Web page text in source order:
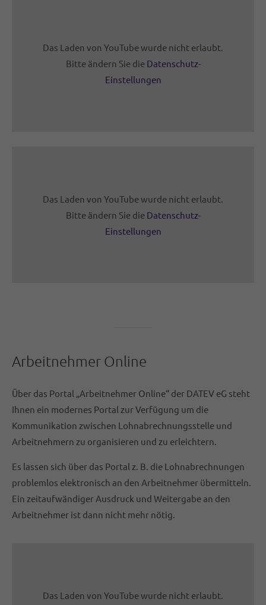
Das Laden von YouTube wurde nicht erlaubt.
Bitte ändern Sie die Datenschutz-
Einstellungen
Das Laden von YouTube wurde nicht erlaubt.
Bitte ändern Sie die Datenschutz-
Einstellungen
Arbeitnehmer Online
Über das Portal „Arbeitnehmer Online“ der DATEV eG steht
Ihnen ein modernes Portal zur Verfügung um die
Kommunikation zwischen Lohnabrechnungsstelle und
Arbeitnehmern zu organisieren und zu erleichtern.
Es lassen sich über das Portal z. B. die Lohnabrechnungen
problemlos elektronisch an den Arbeitnehmer übermitteln.
Ein zeitaufwändiger Ausdruck und Weitergabe an den
Arbeitnehmer ist dann nicht mehr nötig.
Das Laden von YouTube wurde nicht erlaubt.